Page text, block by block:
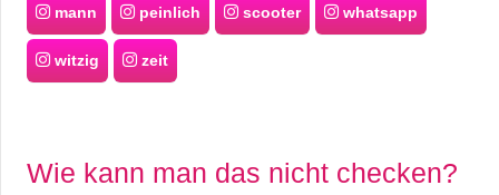
mann peinlich scooter whatsapp
witzig zeit
Wie kann man das nicht checken?